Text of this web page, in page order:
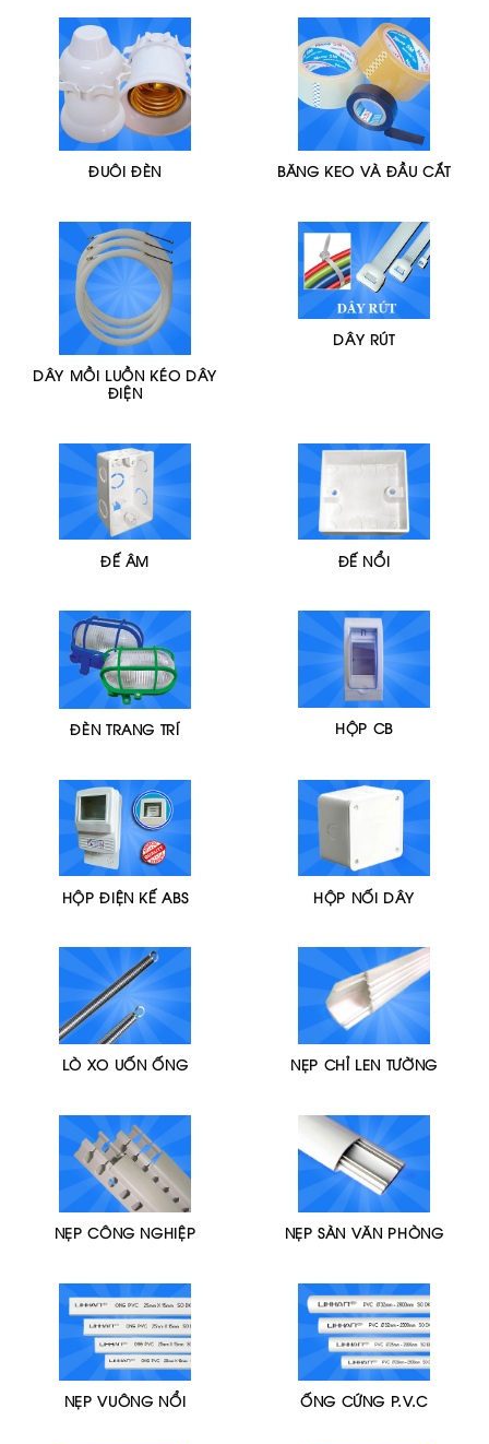
ĐUÔI ĐÈN BĂNG KEO VÀ ĐẦU CẮT
DÂY MỒI LUỒN KÉO DÂY
ĐIỆN
DÂY RÚT
ĐẾ ÂM ĐẾ NỔI
ĐÈN TRANG TRÍ HỘP CB
HỘP ĐIỆN KẾ ABS HỘP NỐI DÂY
LÒ XO UỐN ỐNG NẸP CHỈ LEN TƯỜNG
NẸP CÔNG NGHIỆP NẸP SÀN VĂN PHÒNG
NẸP VUÔNG NỔI ỐNG CỨNG P.V.C